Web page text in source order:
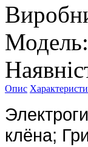
Модель:
Опис
клёна;